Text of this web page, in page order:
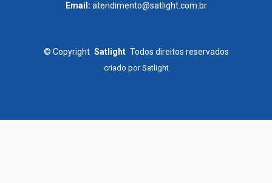
Email: atendimento@satlight.com.br
© Copyright Satlight Todos direitos reservados
criado porSatlight